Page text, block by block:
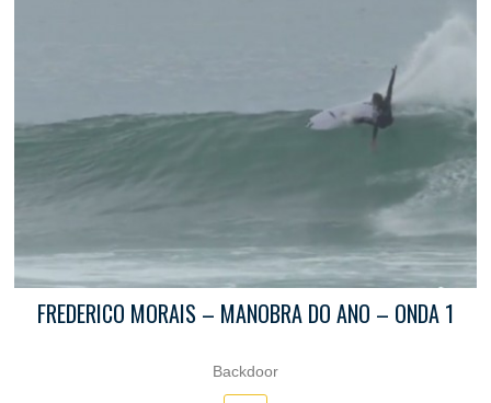
FREDERICO MORAIS – MANOBRA DO ANO – ONDA 1
Backdoor